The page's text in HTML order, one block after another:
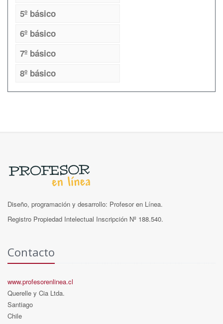
5º básico
6º básico
7º básico
8º básico
Diseño, programación y desarrollo: Profesor en Línea.
Registro Propiedad Intelectual Inscripción Nº 188.540.
Contacto
www.profesorenlinea.cl
Querelle y Cia Ltda.
Santiago
Chile